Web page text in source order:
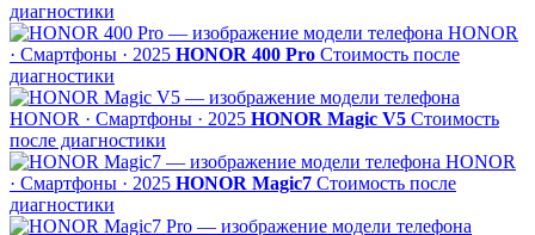
диагностики
HONOR
· Смартфоны · 2025 HONOR 400 Pro Стоимость после
диагностики
HONOR · Смартфоны · 2025 HONOR Magic V5 Стоимость
после диагностики
HONOR
· Смартфоны · 2025 HONOR Magic7 Стоимость после
диагностики